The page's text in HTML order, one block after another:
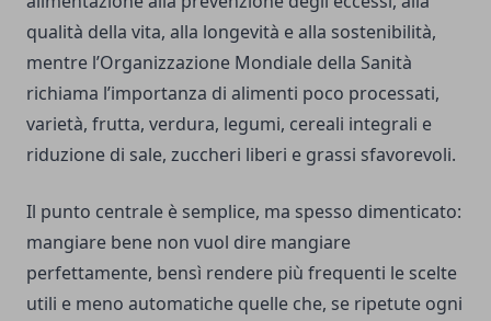
qualità della vita, alla longevità e alla sostenibilità,
mentre l’Organizzazione Mondiale della Sanità
richiama l’importanza di alimenti poco processati,
varietà, frutta, verdura, legumi, cereali integrali e
riduzione di sale, zuccheri liberi e grassi sfavorevoli.
Il punto centrale è semplice, ma spesso dimenticato:
mangiare bene non vuol dire mangiare
perfettamente, bensì rendere più frequenti le scelte
utili e meno automatiche quelle che, se ripetute ogni